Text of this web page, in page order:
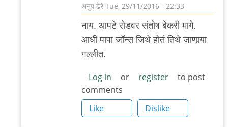
नाहीये
अनुप ढेरे Tue, 29/11/2016 - 22:33
In
reply
नक्की
कुठे?
जे
एम
नाय. आपटे रोडवर संतोष बेकरी मागे.
आधी पापा जॉन्स जिथे होतं तिथे जाणार्‍या
गल्लीत.
Log in or register
to post
comments
Like
Dislike